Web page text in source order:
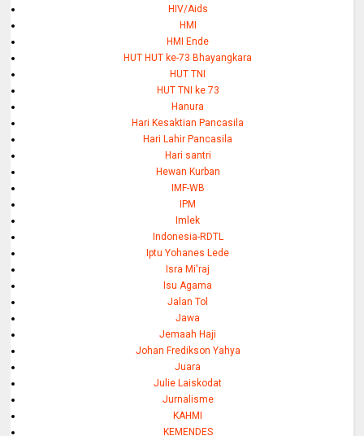
HIV/Aids
HMI
HMI Ende
HUT HUT ke-73 Bhayangkara
HUT TNI
HUT TNI ke 73
Hanura
Hari Kesaktian Pancasila
Hari Lahir Pancasila
Hari santri
Hewan Kurban
IMF-WB
IPM
Imlek
Indonesia-RDTL
Iptu Yohanes Lede
Isra Mi'raj
Isu Agama
Jalan Tol
Jawa
Jemaah Haji
Johan Fredikson Yahya
Juara
Julie Laiskodat
Jurnalisme
KAHMI
KEMENDES